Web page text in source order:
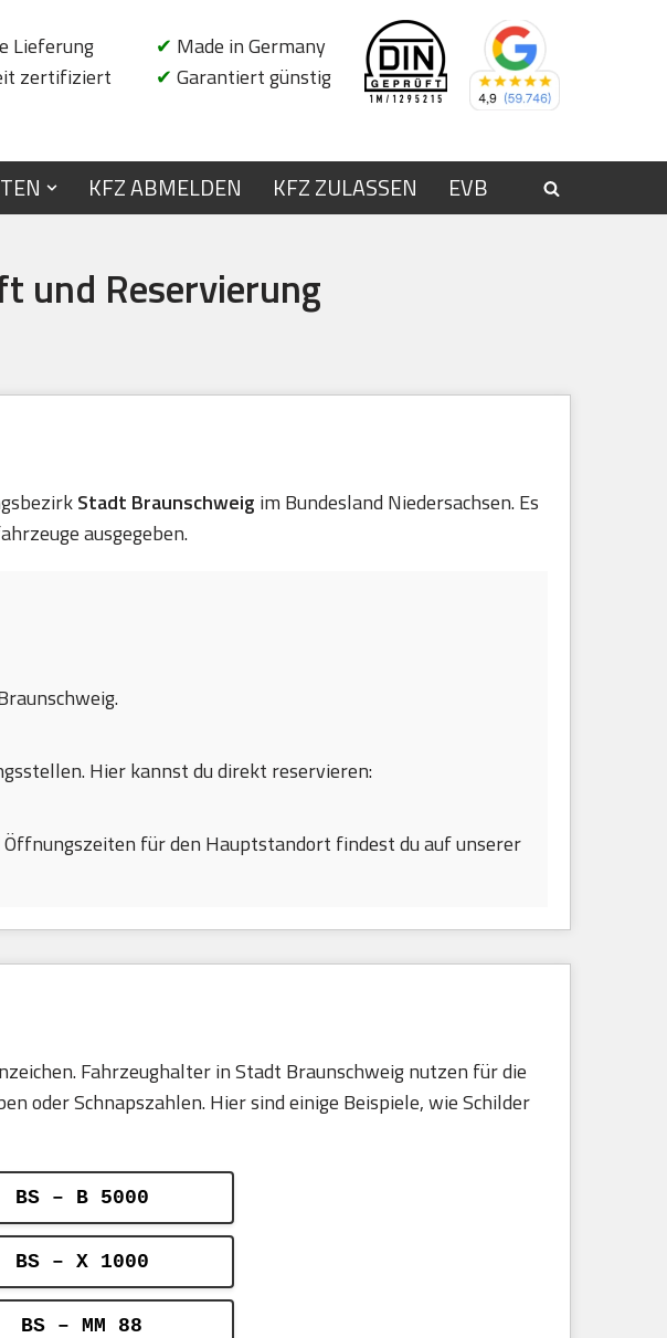
Lieferung
zertifiziert
✔ Made in Germany
✔ Garantiert günstig
KFZ ABMELDEN KFZ ZULASSEN EVB
und Reservierung
Stadt Braunschweig im Bundesland Niedersachsen. Es
ausgegeben.
Hier kannst du direkt reservieren:
für den Hauptstandort findest du auf unserer
Fahrzeughalter in Stadt Braunschweig nutzen für die
oder Schnapszahlen. Hier sind einige Beispiele, wie Schilder
BS – B 5000
BS – X 1000
BS – MM 88